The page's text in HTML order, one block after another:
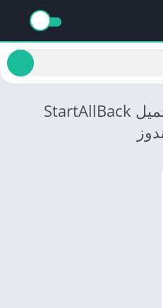
ضع الكلمة المناسبة: تحميل StartAllBack